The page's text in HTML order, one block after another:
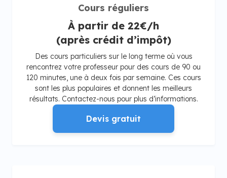
Cours réguliers
À partir de 22€/h
(après crédit d’impôt)
Des cours particuliers sur le long terme où vous
rencontrez votre professeur pour des cours de 90 ou
120 minutes, une à deux fois par semaine. Ces cours
sont les plus populaires et donnent les meilleurs
résultats. Contactez-nous pour plus d’informations.
Devis gratuit